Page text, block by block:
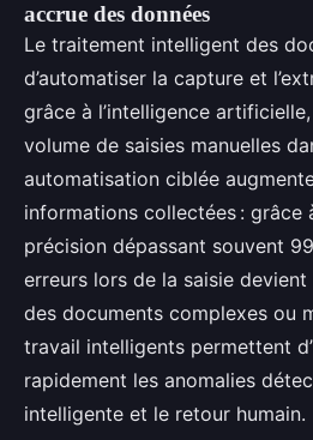
accrue des données
Le traitement intelligent des
d’automatiser la capture et
grâce à l’intelligence
volume de saisies manuelles
automatisation ciblée
informations collectées : grâce
précision dépassant souvent
erreurs lors de la saisie
des documents complexes ou
travail intelligents permettent
rapidement les anomalies
intelligente et le retour humain.